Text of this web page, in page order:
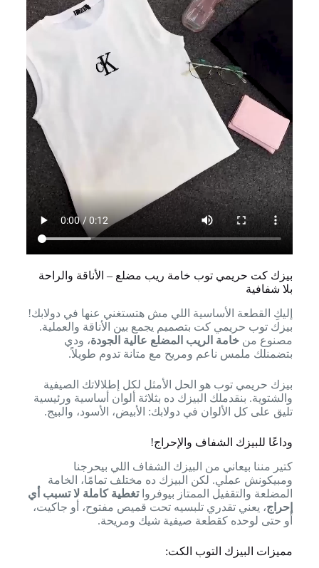
بيزك كت حريمي توب خامة ريب مضلع – الأناقة والراحة
بلا شفافية
إليكِ القطعة الأساسية اللي مش هتستغني عنها في دولابك!
بيزك توب حريمي كت بتصميم يجمع بين الأناقة والعملية.
مصنوع من خامة الريب المضلع عالية الجودة، ودي
بتضمنلك ملمس ناعم ومريح مع متانة تدوم طويلاً.
بيزك حريمي توب هو الحل الأمثل لكل إطلالاتك الصيفية
والشتوية. بنقدملك البيزك ده بثلاثة ألوان أساسية ورئيسية
تليق على كل الألوان في دولابك: الأبيض، الأسود، والبيج.
وداعًا للبيزك الشفاف والإحراج!
كتير مننا بيعاني من البيزك الشفاف اللي بيحرجنا
ومبيكونش عملي. لكن البيزك ده مختلف تمامًا، الخامة
المضلعة والتقفيل الممتاز بيوفرواتغطية كاملة لا تسبب أي
إحراج، يعني تقدري تلبسيه تحت قميص مفتوح، أو جاكيت،
أو حتى لوحده كقطعة صيفية شيك ومريحة.
مميزات البيزك التوب الكت: